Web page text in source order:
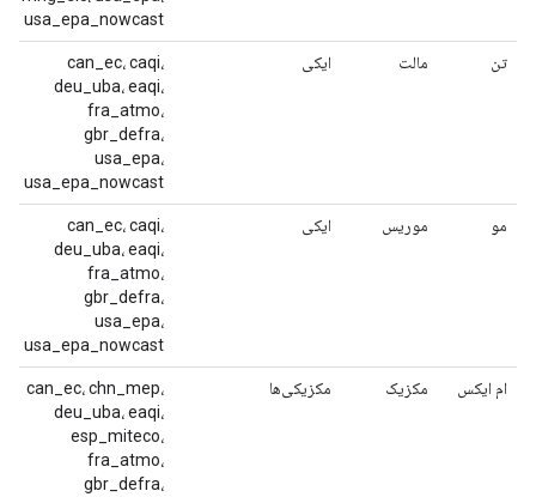
usa_epa_nowcast
تن مالت ایکی
can_ec، caqi،
deu_uba، eaqi،
fra_atmo،
gbr_defra،
usa_epa،
usa_epa_nowcast
مو موریس ایکی
can_ec، caqi،
deu_uba، eaqi،
fra_atmo،
gbr_defra،
usa_epa،
usa_epa_nowcast
ام ایکس مکزیک مکزیکی‌ها
can_ec، chn_mep،
deu_uba، eaqi،
esp_miteco،
fra_atmo،
gbr_defra،